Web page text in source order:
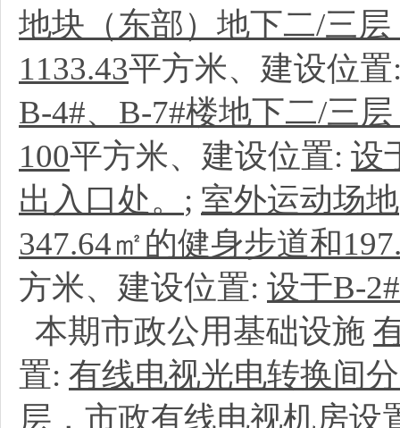
地块（东部）地下二/三
1133.43平方米、建设位
B-4#、B-7#楼地下二/三
100平方米、建设位置: 设
出入口处。 ; 室外运动场地
347.64㎡的健身步道和
方米、建设位置: 设于B-
本期市政公用基础设施
置: 有线电视光电转换间
层，市政有线电视机房设